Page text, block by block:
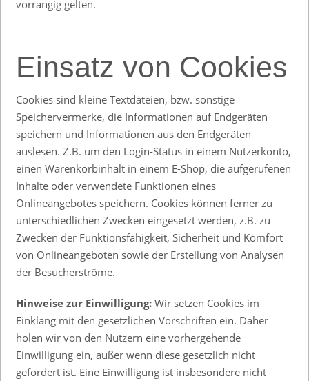
vorrangig gelten.
Einsatz von Cookies
Cookies sind kleine Textdateien, bzw. sonstige
Speichervermerke, die Informationen auf Endgeräten
speichern und Informationen aus den Endgeräten
auslesen. Z.B. um den Login-Status in einem Nutzerkonto,
einen Warenkorbinhalt in einem E-Shop, die aufgerufenen
Inhalte oder verwendete Funktionen eines
Onlineangebotes speichern. Cookies können ferner zu
unterschiedlichen Zwecken eingesetzt werden, z.B. zu
Zwecken der Funktionsfähigkeit, Sicherheit und Komfort
von Onlineangeboten sowie der Erstellung von Analysen
der Besucherströme.
Hinweise zur Einwilligung:Wir setzen Cookies im
Einklang mit den gesetzlichen Vorschriften ein. Daher
holen wir von den Nutzern eine vorhergehende
Einwilligung ein, außer wenn diese gesetzlich nicht
gefordert ist. Eine Einwilligung ist insbesondere nicht